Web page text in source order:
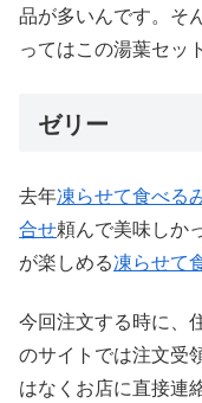
品が多いんです。そ
ってはこの湯葉セッ
ゼリー
去年凍らせて食べる
合せ頼んで美味しか
が楽しめる凍らせて
今回注文する時に、
のサイトでは注文受
はなくお店に直接連